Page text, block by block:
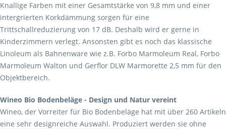
Knallige Farben mit einer Gesamtstärke von 9,8 mm und einer
intergrierten Korkdämmung sorgen für eine
Trittschallreduzierung von 17 dB. Deshalb wird er gerne in
Kinderzimmern verlegt. Ansonsten gibt es noch das klassische
Linoleum als Bahnenware wie z.B. Forbo Marmoleum Real, Forbo
Marmoleum Walton und Gerflor DLW Marmorette 2,5 mm für den
Objektbereich.
Wineo Bio Bodenbeläge - Design und Natur vereint
Wineo, der Vorreiter für Bio Bodenbeläge hat mit über 260 Artikeln
eine sehr designreiche Auswahl. Produziert werden sie ohne